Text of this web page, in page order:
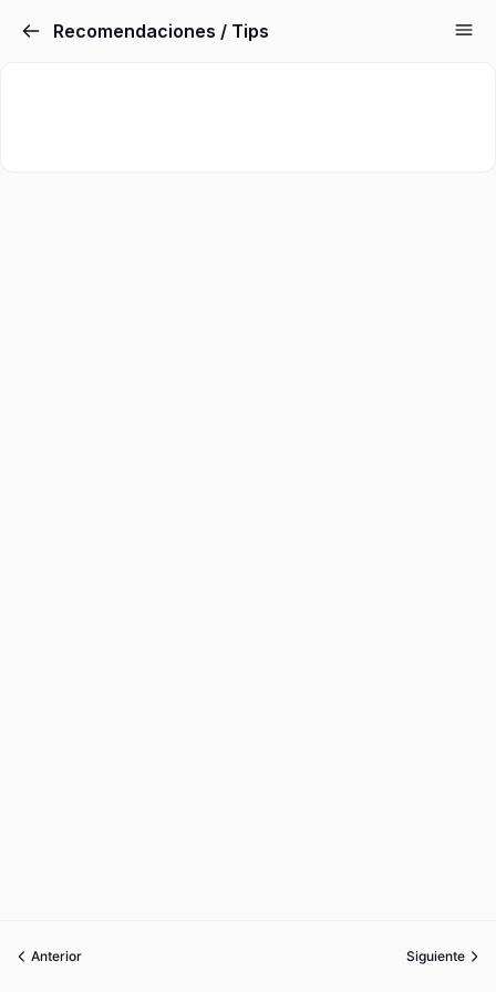
Recomendaciones / Tips
Anterior Siguiente